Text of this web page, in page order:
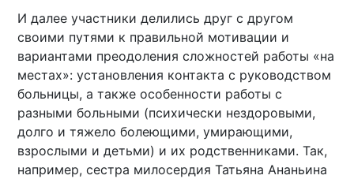
И далее участники делились друг с другом
своими путями к правильной мотивации и
вариантами преодоления сложностей работы «на
местах»: установления контакта с руководством
больницы, а также особенности работы с
разными больными (психически нездоровыми,
долго и тяжело болеющими, умирающими,
взрослыми и детьми) и их родственниками. Так,
например, сестра милосердия Татьяна Ананьина